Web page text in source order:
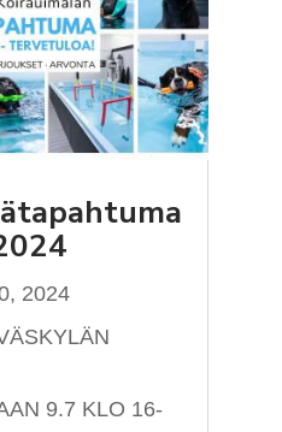
2024
9.7 KLO 16-